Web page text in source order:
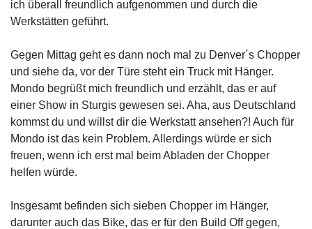
ich überall freundlich aufgenommen und durch die
Werkstätten geführt.
Gegen Mittag geht es dann noch mal zu Denver´s Chopper
und siehe da, vor der Türe steht ein Truck mit Hänger.
Mondo begrüßt mich freundlich und erzählt, das er auf
einer Show in Sturgis gewesen sei. Aha, aus Deutschland
kommst du und willst dir die Werkstatt ansehen?! Auch für
Mondo ist das kein Problem. Allerdings würde er sich
freuen, wenn ich erst mal beim Abladen der Chopper
helfen würde.
Insgesamt befinden sich sieben Chopper im Hänger,
darunter auch das Bike, das er für den Build Off gegen,